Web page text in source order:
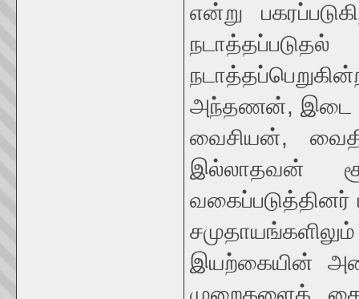
என்று
அந்தணன், இடை
வைசியன்,
இல்லாதவன்
இயற்கையின்
முறைகளைக்